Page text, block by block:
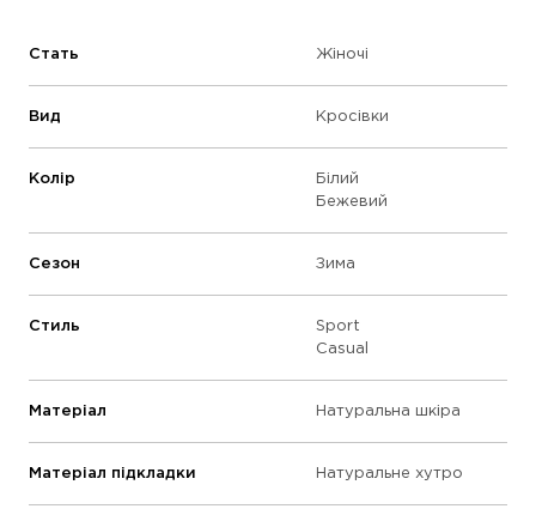
Стать Жіночі
Вид Кросівки
Колір
Білий
Бежевий
Сезон Зима
Стиль
Sport
Casual
Матеріал Натуральна шкіра
Матеріал підкладки Натуральне хутро